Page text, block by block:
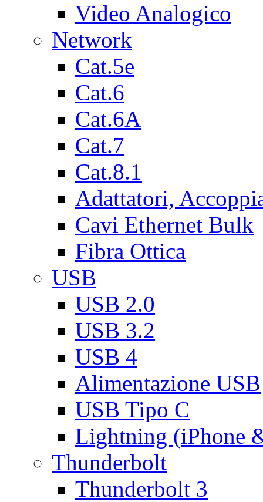
Video Analogico
Network
Cat.5e
Cat.6
Cat.6A
Cat.7
Cat.8.1
Adattatori,
Cavi Ethernet Bulk
Fibra Ottica
USB
USB 2.0
USB 3.2
USB 4
Alimentazione USB
USB Tipo C
Lightning (iPhone
Thunderbolt
Thunderbolt 3